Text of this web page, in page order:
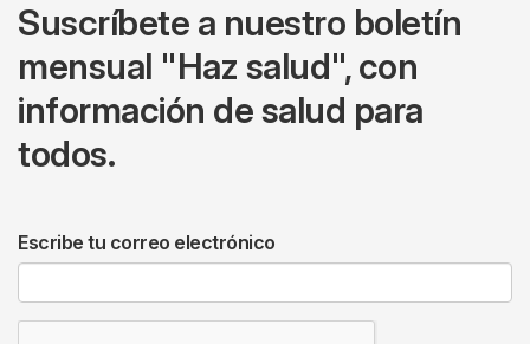
Suscríbete a nuestro boletín
mensual "Haz salud", con
información de salud para
todos.
Escribe tu correo electrónico